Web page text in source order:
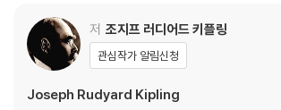
있다. 읽는 재미를 더하기 위해 각 페이지를 재미있고
한 Happy Readers 시리즈. 전문 성우들의 실감나
함께 들으면 더욱 몰입하여 영어 원서를 즐길 수 있다!
저 조지프 러디어드 키플링
관심작가 알림신청
Joseph Rudyard Kipling